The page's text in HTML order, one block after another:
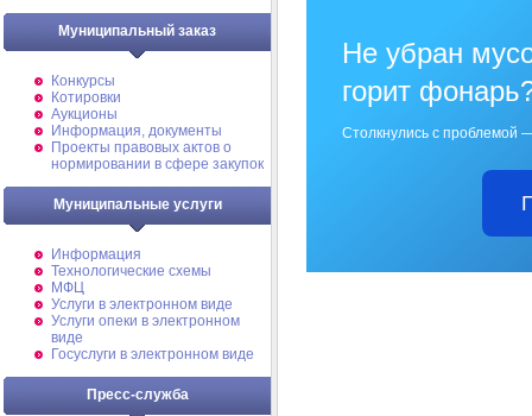
Муниципальный заказ
Конкурсы
Котировки
Аукционы
Информация, документы
Проекты правовых актов о
нормировании в сфере закупок
Муниципальные услуги
Информация
Технологические схемы
МФЦ
Услуги в электронном виде
Услуги опеки в электронном
виде
Госуслуги в электронном виде
Пресс-служба
Не убран
горит
Столкнулись с проблемой